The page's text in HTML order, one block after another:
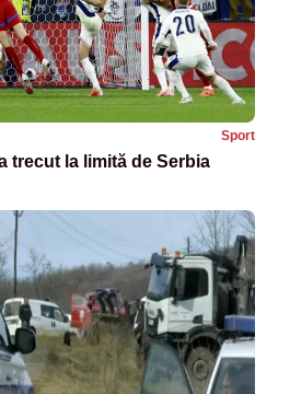
Sport
trecut la limită de Serbia